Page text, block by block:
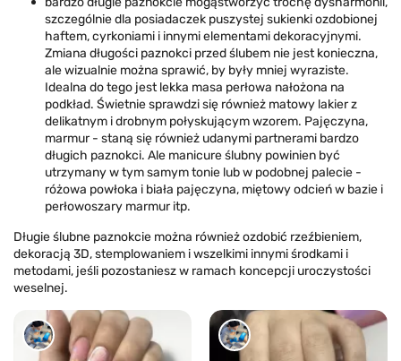
szczególnie dla posiadaczek puszystej sukienki ozdobionej
haftem, cyrkoniami i innymi elementami dekoracyjnymi.
Zmiana długości paznokci przed ślubem nie jest konieczna,
ale wizualnie można sprawić, by były mniej wyraziste.
Idealna do tego jest lekka masa perłowa nałożona na
podkład. Świetnie sprawdzi się również matowy lakier z
delikatnym i drobnym połyskującym wzorem. Pajęczyna,
marmur - staną się również udanymi partnerami bardzo
długich paznokci. Ale manicure ślubny powinien być
utrzymany w tym samym tonie lub w podobnej palecie -
różowa powłoka i biała pajęczyna, miętowy odcień w bazie i
perłowoszary marmur itp.
Długie ślubne paznokcie można również ozdobić rzeźbieniem,
dekoracją 3D, stemplowaniem i wszelkimi innymi środkami i
metodami, jeśli pozostaniesz w ramach koncepcji uroczystości
weselnej.